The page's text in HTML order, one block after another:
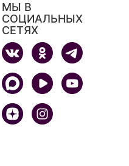
МЫ В
СОЦИАЛЬНЫХ
СЕТЯХ